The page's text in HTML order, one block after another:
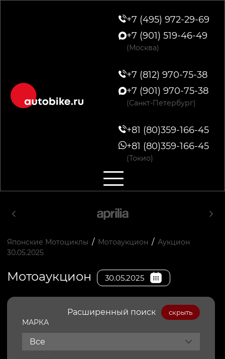
+7 (495) 972-29-69
+7 (901) 519-46-49
(Москва)
+7 (812) 970-75-38
+7 (901) 970-75-38
(Санкт-Петербург)
+81 (80)359-166-45
+81 (80)359-166-45
(Токио)
Японские Мотоциклы / Мотоаукцион / Аукцион
30.05.2025
Мотоаукцион 30.05.2025
Расширенный поиск скрыть
МАРКА
Все